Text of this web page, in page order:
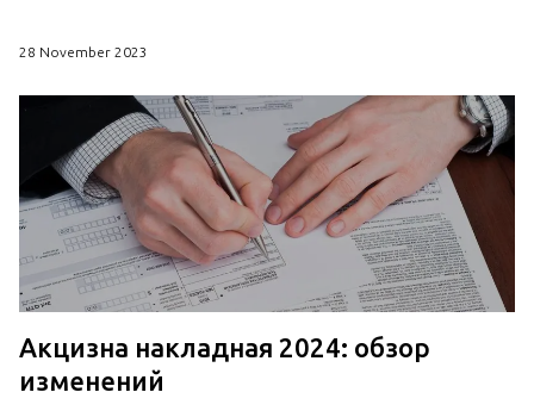
28 November 2023
Акцизна накладная 2024: обзор
изменений